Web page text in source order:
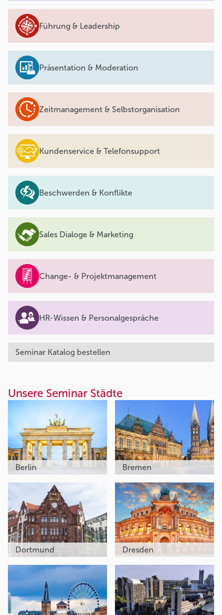
Führung & Leadership
Präsentation & Moderation
Zeitmanagement & Selbstorganisation
Kundenservice & Telefonsupport
Beschwerden & Konflikte
Sales Dialoge & Marketing
Change- & Projektmanagement
HR-Wissen & Personalgespräche
Seminar Katalog bestellen
Unsere Seminar Städte
Berlin Bremen
Dortmund Dresden